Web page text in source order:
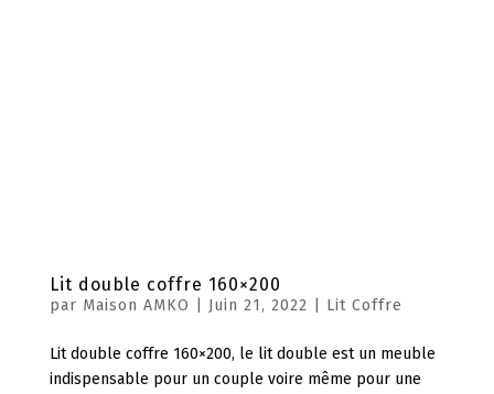
Lit double coffre 160×200
par Maison AMKO Juin 21, 2022 Lit Coffre
Lit double coffre 160×200, le lit double est un meuble
indispensable pour un couple voire même pour une